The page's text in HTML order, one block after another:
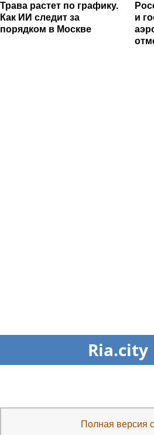
Трава растет по графику.
Как ИИ следит за
порядком в Москве
и
Ria.city
Полная версия